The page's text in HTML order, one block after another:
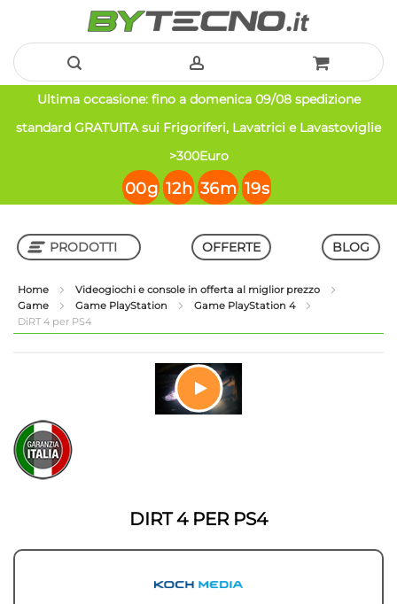
Salta
al
Ultima occasione: fino a domenica 09/08 spedizione
standard GRATUITA sui Frigoriferi, Lavatrici e Lavastoviglie
>300Euro
00g 12h 36m 19s
PRODOTTI
Shop in Shop
OFFERTE BLOG
Home
Videogiochi e console in offerta al miglior prezzo
Game
Game PlayStation
Game PlayStation 4
DiRT 4 per PS4
galleria
di
immagini
Vai
all'inizio
della
galleria
DIRT 4 PER PS4